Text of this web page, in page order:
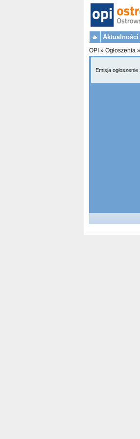
Aktualności
OPI » Ogłoszenia »
Emisja ogłoszenie